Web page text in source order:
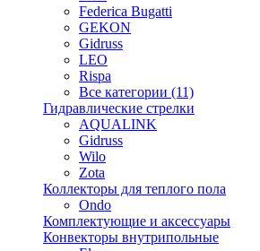
Federica Bugatti
GEKON
Gidruss
LEO
Rispa
Все категории (11)
Гидравлические стрелки
AQUALINK
Gidruss
Wilo
Zota
Коллекторы для теплого пола
Ondo
Комплектующие и аксессуары
Конвекторы внутрипольные